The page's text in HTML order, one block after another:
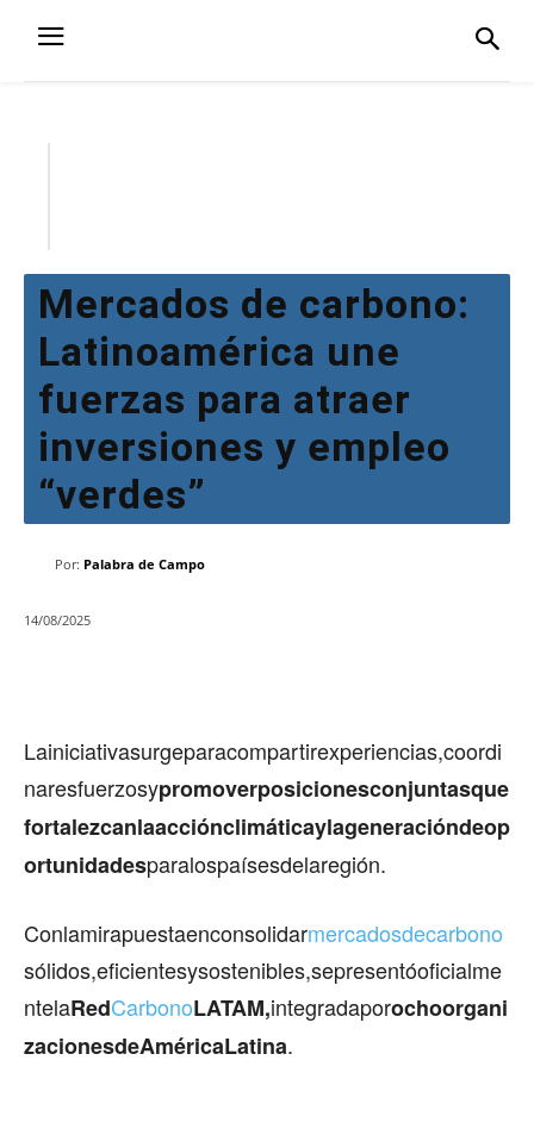
Mercados de carbono:
Latinoamérica une
fuerzas para atraer
inversiones y empleo
“verdes”
Por: Palabra de Campo
14/08/2025
Lainiciativasurgeparacompartirexperiencias,coordi
naresfuerzosypromoverposicionesconjuntasque
fortalezcanlaacciónclimáticaylageneracióndeop
ortunidadesparalospaísesdelaregión.
Conlamirapuestaenconsolidarmercadosdecarbono
sólidos,eficientesysostenibles,sepresentóoficialme
ntelaRedCarbonoLATAM,integradaporochoorgani
zacionesdeAméricaLatina.